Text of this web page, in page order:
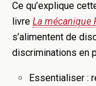
Ce qu’explique
livre La mécanique
s’alimentent de
discriminations en
Essentialiser :